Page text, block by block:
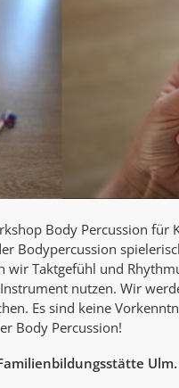
Body Percussion für
Bodypercussion
wir Taktgefühl und
nutzen. Wir
Es sind keine
Body Percussion!
Ulm.